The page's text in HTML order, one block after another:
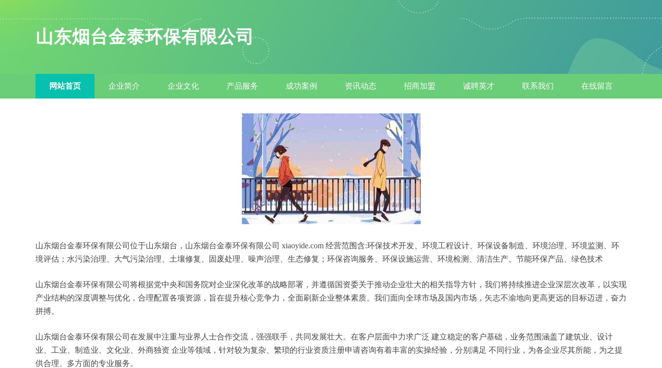
山东烟台金泰环保有限公司
网站首页 企业简介 企业文化 产品服务 成功案例 资讯动态 招商加盟 诚聘英才 联系我们 在线留言
山东烟台金泰环保有限公司位于山东烟台，山东烟台金泰环保有限公司 xiaoyide.com 经营范围含:环保技术开发、环境工程设计、环保设备制造、环境治理、环境监测、环
境评估；水污染治理、大气污染治理、土壤修复、固废处理、噪声治理、生态修复；环保咨询服务、环保设施运营、环境检测、清洁生产、节能环保产品、绿色技术
山东烟台金泰环保有限公司将根据党中央和国务院对企业深化改革的战略部署，并遵循国资委关于推动企业壮大的相关指导方针，我们将持续推进企业深层次改革，以实现
产业结构的深度调整与优化，合理配置各项资源，旨在提升核心竞争力，全面刷新企业整体素质。我们面向全球市场及国内市场，矢志不渝地向更高更远的目标迈进，奋力
拼搏。
山东烟台金泰环保有限公司在发展中注重与业界人士合作交流，强强联手，共同发展壮大。在客户层面中力求广泛 建立稳定的客户基础，业务范围涵盖了建筑业、设计
业、工业、制造业、文化业、外商独资 企业等领域，针对较为复杂、繁琐的行业资质注册申请咨询有着丰富的实操经验，分别满足 不同行业，为各企业尽其所能，为之提
供合理、多方面的专业服务。